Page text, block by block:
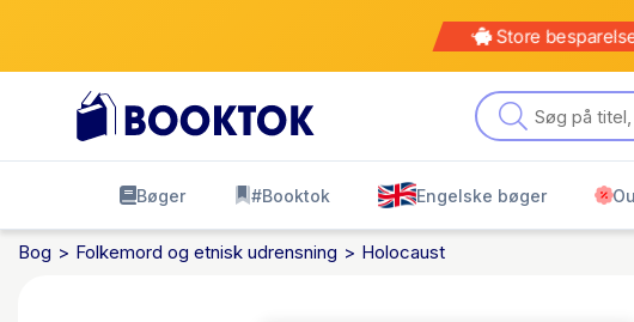
levering til
Bøger #Booktok Engelske bøger
Bog Folkemord og etnisk udrensning Holocaust